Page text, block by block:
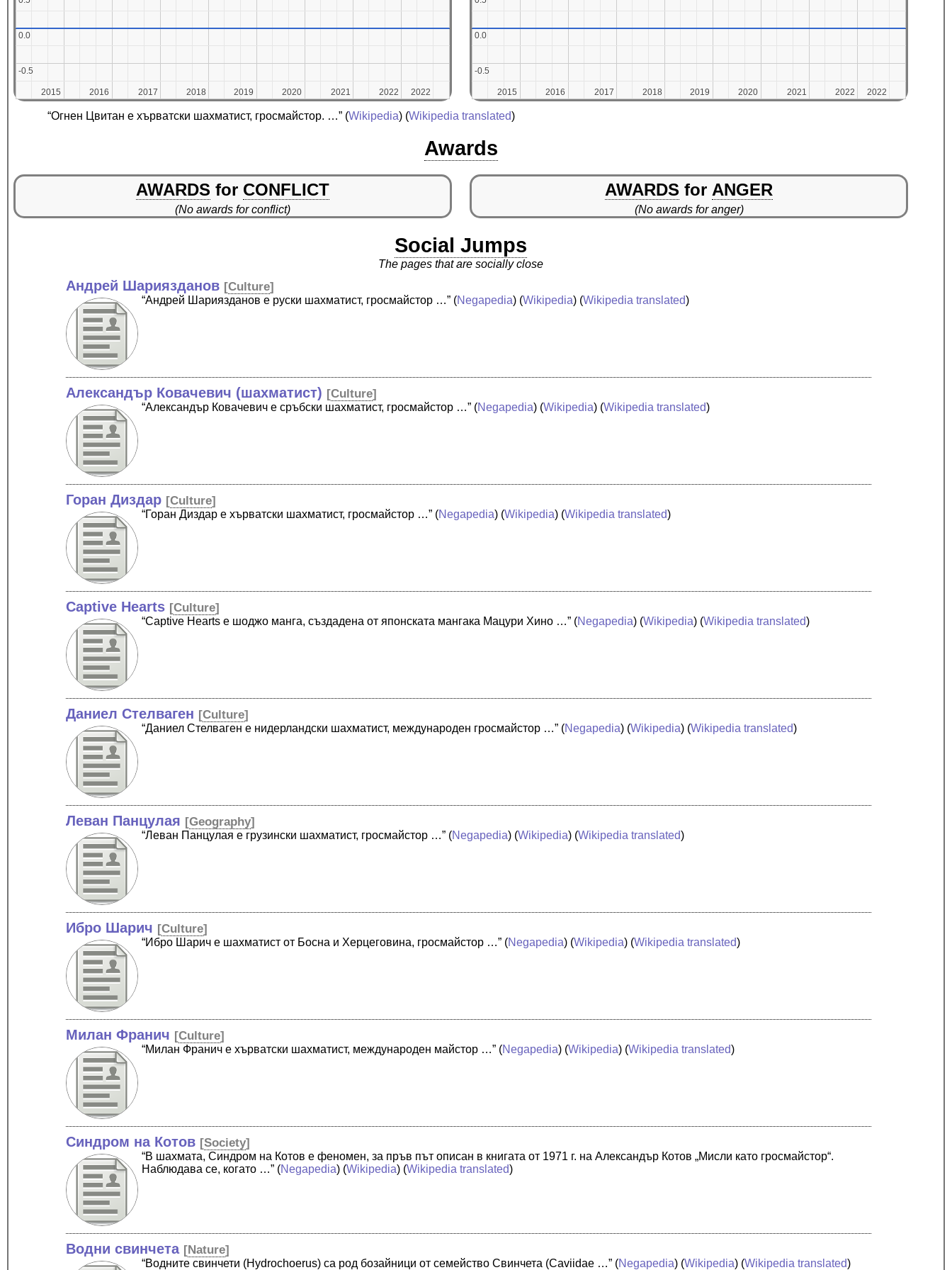
2015
2015 2016
2016 2017
2017 2018
2018 2019
2019 2020
2020 2021
2021 2022
2022 2022
2022
-0.5
-0.5
0.0
0.0
2015
2015 2016
2016 2017
2017 2018
2018 2019
2019 2020
2020 2021
2021 2022
2022 2022
2022
-0.5
-0.5
0.0
0.0
“Огнен Цвитан е хърватски шахматист, гросмайстор. …” (Wikipedia) (Wikipedia translated)
Awards
AWARDS for CONFLICT
(No awards for conflict)
AWARDS for ANGER
(No awards for anger)
Social Jumps
The pages that are socially close
Андрей Шариязданов [Culture]
“Андрей Шариязданов е руски шахматист, гросмайстор …” (Negapedia) (Wikipedia) (Wikipedia translated)
Александър Ковачевич (шахматист) [Culture]
“Александър Ковачевич е сръбски шахматист, гросмайстор …” (Negapedia) (Wikipedia) (Wikipedia translated)
Горан Диздар [Culture]
“Горан Диздар е хърватски шахматист, гросмайстор …” (Negapedia) (Wikipedia) (Wikipedia translated)
Captive Hearts [Culture]
“Captive Hearts е шоджо манга, създадена от японската мангака Мацури Хино …” (Negapedia) (Wikipedia) (Wikipedia translated)
Даниел Стелваген [Culture]
“Даниел Стелваген е нидерландски шахматист, международен гросмайстор …” (Negapedia) (Wikipedia) (Wikipedia translated)
Леван Панцулая [Geography]
“Леван Панцулая е грузински шахматист, гросмайстор …” (Negapedia) (Wikipedia) (Wikipedia translated)
Ибро Шарич [Culture]
“Ибро Шарич е шахматист от Босна и Херцеговина, гросмайстор …” (Negapedia) (Wikipedia) (Wikipedia translated)
Милан Франич [Culture]
“Милан Франич е хърватски шахматист, международен майстор …” (Negapedia) (Wikipedia) (Wikipedia translated)
Синдром на Котов [Society]
“В шахмата, Синдром на Котов е феномен, за пръв път описан в книгата от 1971 г. на Александър Котов „Мисли като гросмайстор“.
Наблюдава се, когато …” (Negapedia) (Wikipedia) (Wikipedia translated)
Водни свинчета [Nature]
“Водните свинчети (Hydrochoerus) са род бозайници от семейство Свинчета (Caviidae …” (Negapedia) (Wikipedia) (Wikipedia translated)